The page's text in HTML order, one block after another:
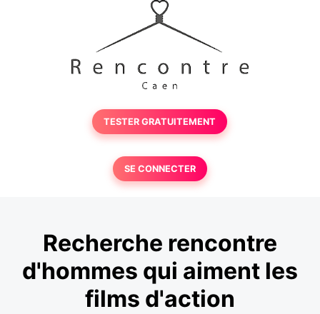
TESTER GRATUITEMENT
SE CONNECTER
Recherche rencontre
d'hommes qui aiment les
films d'action